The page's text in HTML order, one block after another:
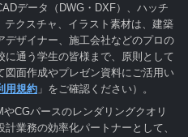
データ（DWG・DXF）、ハッチ
クスチャ、イラスト素材は、建築
ザイナー、施工会社などのプロの
通う学生の皆様まで、原則として
面作成やプレゼン資料にご活用い
用規約 」をご確認ください）。
CGパースのレンダリングクオリ
業務の効率化パートナーとして、